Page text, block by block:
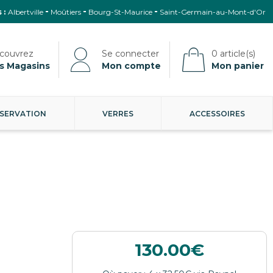
: Albertville Moûtiers Bourg-St-Maurice Saint-Germain-au-Mont-d'Or
Magasins Mon compte Mon panier
VERRES ACCESSOIRES
130.00